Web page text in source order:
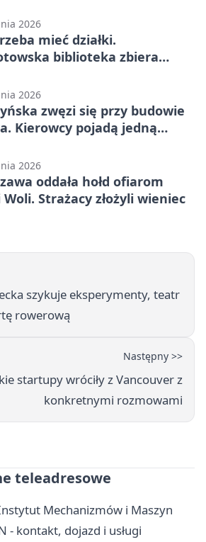
2026
mieć działki.
biblioteka zbiera
2026
zwęzi się przy budowie
Kierowcy pojadą jedną
2026
oddała hołd ofiarom
Woli. Strażacy złożyli wieniec
szykuje eksperymenty, teatr
rowerową
Następny >>
startupy wróciły z Vancouver z
konkretnymi rozmowami
teleadresowe
Mechanizmów i Maszyn
- kontakt, dojazd i usługi